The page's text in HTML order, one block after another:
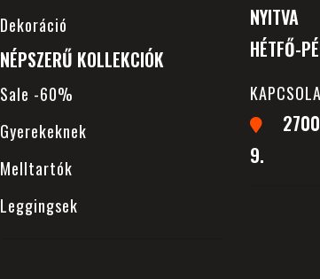
Dekoráció
NÉPSZERŰ KOLLEKCIÓK
Sale -60%
Gyerekeknek
Melltartók
Leggingsek
NYITVA
HÉTFŐ-
2700
9.